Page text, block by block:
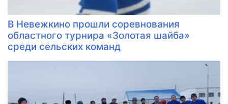
В Невежкино прошли соревнования
областного турнира «Золотая шайба»
среди сельских команд